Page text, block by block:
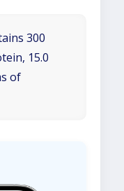
300
15.0
of